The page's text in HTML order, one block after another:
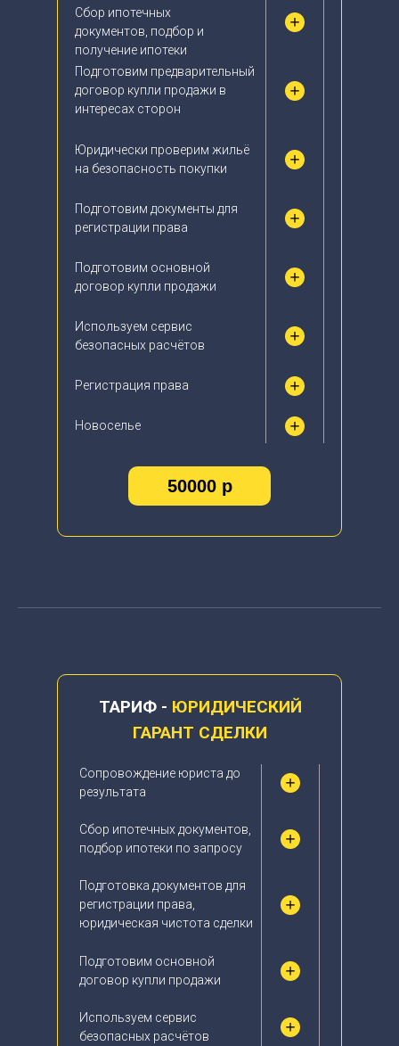
50000 р
Подготовим предварительный
договор купли продажи в
интересах сторон
Юридически проверим жильё
на безопасность покупки
Подготовим основной
договор купли продажи
Используем сервис
безопасных расчётов
Регистрация права
Сбор ипотечных
документов, подбор и
получение ипотеки
Подготовим документы для
регистрации права
Новоселье
ТАРИФ - ЮРИДИЧЕСКИЙ
ГАРАНТ СДЕЛКИ
Сбор ипотечных документов,
подбор ипотеки по запросу
Подготовка документов для
регистрации права,
юридическая чистота сделки
Используем сервис
безопасных расчётов
Сопровождение юриста до
результата
Подготовим основной
договор купли продажи